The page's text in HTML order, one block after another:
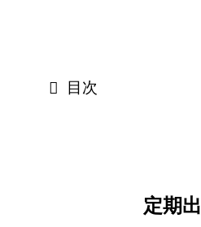
目次
定期